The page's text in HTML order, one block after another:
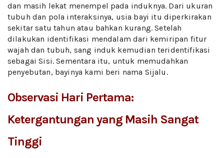
dan masih lekat menempel pada induknya. Dari ukuran
tubuh dan pola interaksinya, usia bayi itu diperkirakan
sekitar satu tahun atau bahkan kurang. Setelah
dilakukan identifikasi mendalam dari kemiripan fitur
wajah dan tubuh, sang induk kemudian teridentifikasi
sebagai Sisi. Sementara itu, untuk memudahkan
penyebutan, bayinya kami beri nama Sijalu.
Observasi Hari Pertama:
Ketergantungan yang Masih Sangat
Tinggi